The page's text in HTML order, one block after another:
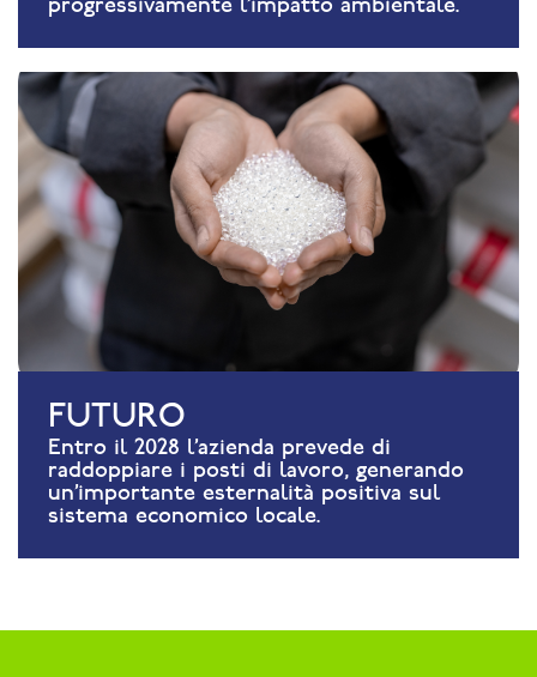
progressivamente l’impatto ambientale.
FUTURO
Entro il 2028 l’azienda prevede di
raddoppiare i posti di lavoro, generando
un’importante esternalità positiva sul
sistema economico locale.